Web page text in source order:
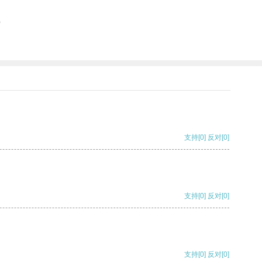
支持[0] 反对[0]
支持[0] 反对[0]
支持[0] 反对[0]